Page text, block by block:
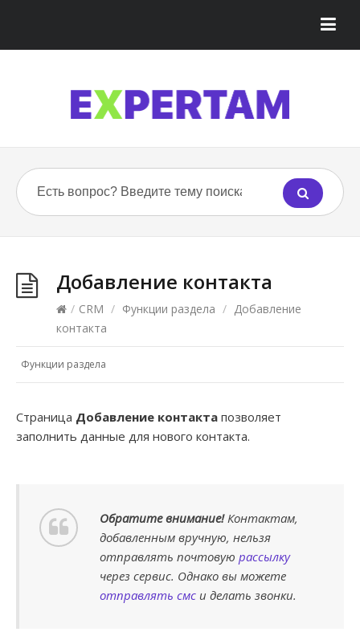
Добавление контакта
/ CRM / Функции раздела / Добавление
контакта
Функции раздела
Страница Добавление контакта позволяет
заполнить данные для нового контакта.
Обратите внимание!Контактам,
добавленным вручную, нельзя
отправлять почтовую рассылку
через сервис. Однако вы можете
отправлять смс и делать звонки.